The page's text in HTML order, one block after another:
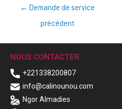
← Demande de service
précédent
NOUS CONTACTER
+221338200807
info@calinounou.com
Ngor Almadies